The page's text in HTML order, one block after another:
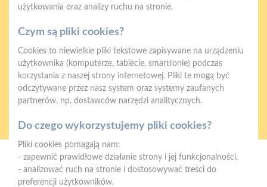
Gwarancja jakości
Zakupy w systemie
Oferujemy zakupy
Zakupy
Mrówka Iława
Nowa Wieś ul. Platynowa 5, 14-200 Iława
użytkowania oraz analizy ruchu na stronie.
Czym są pliki cookies?
Cookies to niewielkie pliki tekstowe zapisywane na urządzeniu
użytkownika (komputerze, tablecie, smartfonie) podczas
korzystania z naszej strony internetowej. Pliki te mogą być
odczytywane przez nasz system oraz systemy zaufanych
partnerów, np. dostawców narzędzi analitycznych.
Do czego wykorzystujemy pliki cookies?
Pliki cookies pomagają nam:
- zapewnić prawidłowe działanie strony i jej funkcjonalności,
- analizować ruch na stronie i dostosowywać treści do
preferencji użytkowników,